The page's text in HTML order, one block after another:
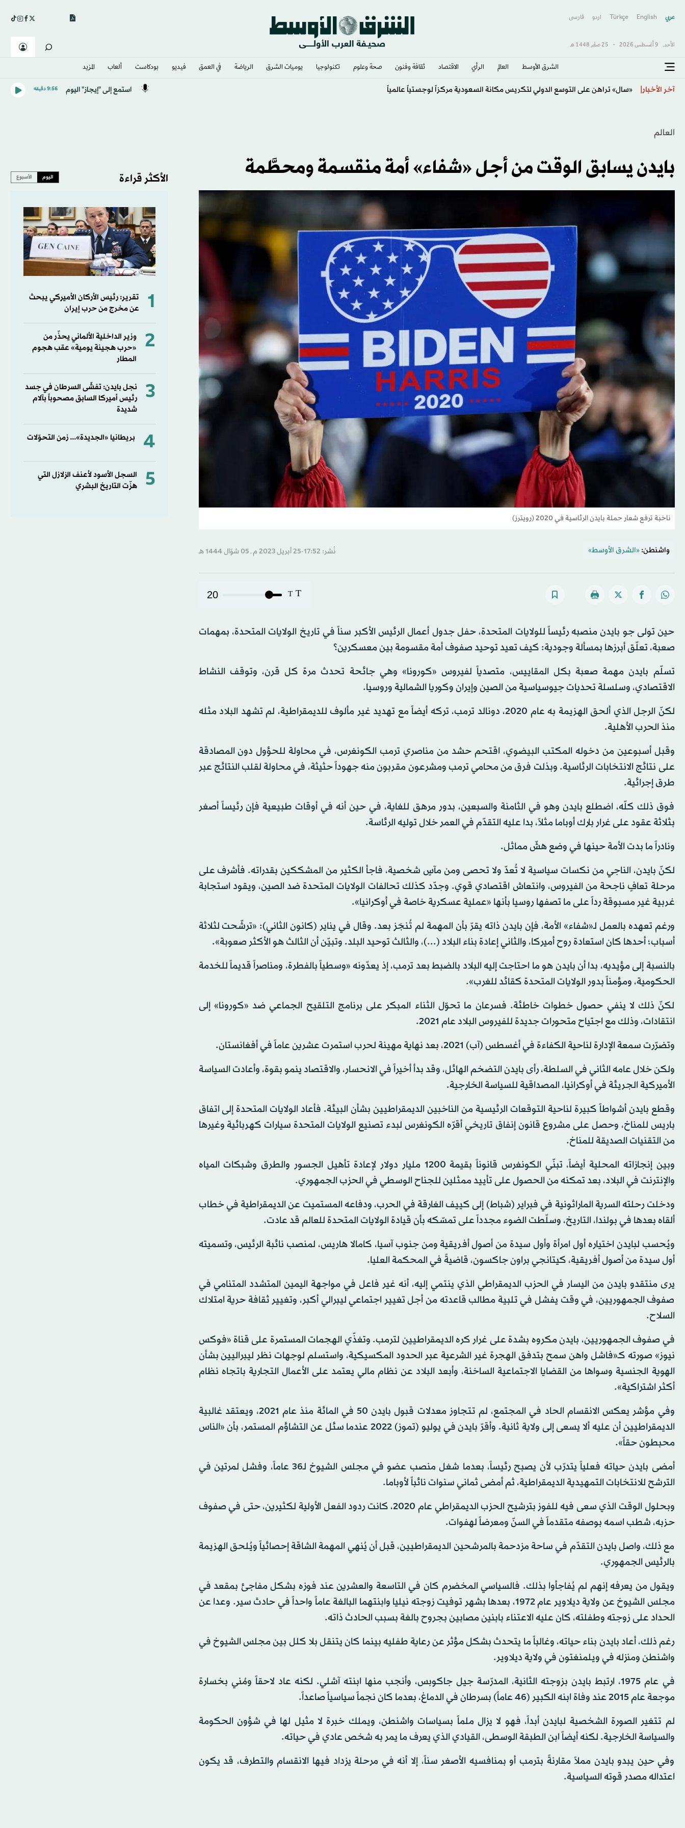
عربي English
Türkçe اردو فارسى
الأحد, 9 أغسطس 2026 - 25 صفَر 1448 هـ
الشرق الأوسط​ العالم الرأي الاقتصاد ثقافة وفنون صحة وعلوم تكنولوجيا يوميات الشرق​ الرياضة في العمق فيديو بودكاست ألعاب المزيد
آخر الأخبار صنعاء: مخاوف واسعة من عودة الحرب استمع إلى "إيجاز" اليوم 9:56 دقيقه
العالم
بايدن يسابق الوقت من أجل «شفاء» أمة منقسمة ومحطَّمة
ناخبة ترفع شعار حملة بايدن الرئاسية في 2020 (رويترز)
واشنطن: «الشرق الأوسط» نُشر: 17:52-25 أبريل 2023 م ـ 05 شوّال 1444 هـ
T
T
20
حين تولى جو بايدن منصبه رئيساً للولايات المتحدة، حفل جدول أعمال الرئيس الأكبر سناً في تاريخ الولايات المتحدة، بمهمات
صعبة، تعلّق أبرزها بمسألة وجودية: كيف تعيد توحيد صفوف أمة مقسومة بين معسكرين؟
تسلّم بايدن مهمة صعبة بكل المقاييس، متصدياً لفيروس «كورونا» وهي جائحة تحدث مرة كل قرن، وتوقف النشاط
الاقتصادي، وسلسلة تحديات جيوسياسية من الصين وإيران وكوريا الشمالية وروسيا.
لكنّ الرجل الذي ألحق الهزيمة به عام 2020، دونالد ترمب، تركه أيضاً مع تهديد غير مألوف للديمقراطية، لم تشهد البلاد مثله
منذ الحرب الأهلية.
وقبل أسبوعين من دخوله المكتب البيضوي، اقتحم حشد من مناصري ترمب الكونغرس، في محاولة للحؤول دون المصادقة
على نتائج الانتخابات الرئاسية. وبذلت فرق من محامي ترمب ومشرعون مقربون منه جهوداً حثيثة، في محاولة لقلب النتائج عبر
طرق إجرائية.
فوق ذلك كلّه، اضطلع بايدن وهو في الثامنة والسبعين، بدور مرهق للغاية، في حين أنه في أوقات طبيعية فإن رئيساً أصغر
بثلاثة عقود على غرار بارك أوباما مثلاً، بدا عليه التقدّم في العمر خلال توليه الرئاسة.
ونادراً ما بدت الأمة حينها في وضع هشّ مماثل.
لكنّ بايدن، الناجي من نكسات سياسية لا تُعدّ ولا تحصى ومن مآسٍ شخصية، فاجأ الكثير من المشككين بقدراته. فأشرف على
مرحلة تعافٍ ناجحة من الفيروس، وانتعاش اقتصادي قوي. وجدّد كذلك تحالفات الولايات المتحدة ضد الصين، ويقود استجابة
غربية غير مسبوقة رداً على ما تصفها روسيا بأنها «عملية عسكرية خاصة في أوكرانيا».
ورغم تعهده بالعمل لـ«شفاء» الأمة، فإن بايدن ذاته يقرّ بأن المهمة لم تُنجَز بعد. وقال في يناير (كانون الثاني): «ترشّحت لثلاثة
أسباب؛ أحدها كان استعادة روح أميركا، والثاني إعادة بناء البلاد (...)، والثالث توحيد البلد. وتبيّن أن الثالث هو الأكثر صعوبة».
بالنسبة إلى مؤيديه، بدا أن بايدن هو ما احتاجت إليه البلاد بالضبط بعد ترمب، إذ يعدّونه «وسطياً بالفطرة، ومناصراً قديماً للخدمة
الحكومية، ومؤمناً بدور الولايات المتحدة كقائد للغرب».
لكنّ ذلك لا ينفي حصول خطوات خاطئة. فسرعان ما تحوّل الثناء المبكر على برنامج التلقيح الجماعي ضد «كورونا» إلى
انتقادات، وذلك مع اجتياح متحورات جديدة للفيروس البلاد عام 2021.
وتضرّرت سمعة الإدارة لناحية الكفاءة في أغسطس (آب) 2021، بعد نهاية مهينة لحرب استمرت عشرين عاماً في أفغانستان.
ولكن خلال عامه الثاني في السلطة، رأى بايدن التضخم الهائل، وقد بدأ أخيراً في الانحسار، والاقتصاد ينمو بقوة، وأعادت السياسة
الأميركية الجريئة في أوكرانيا، المصداقية للسياسة الخارجية.
وقطع بايدن أشواطاً كبيرة لناحية التوقعات الرئيسية من الناخبين الديمقراطيين بشأن البيئة. فأعاد الولايات المتحدة إلى اتفاق
باريس للمناخ، وحصل على مشروع قانون إنفاق تاريخي أقرّه الكونغرس لبدء تصنيع الولايات المتحدة سيارات كهربائية وغيرها
من التقنيات الصديقة للمناخ.
وبين إنجازاته المحلية أيضاً، تبنّي الكونغرس قانوناً بقيمة 1200 مليار دولار لإعادة تأهيل الجسور والطرق وشبكات المياه
والإنترنت في البلاد، بعد تمكنه من الحصول على تأييد ممثلين للجناح الوسطي في الحزب الجمهوري.
ودخلت رحلته السرية الماراثونية في فبراير (شباط) إلى كييف الغارقة في الحرب، ودفاعه المستميت عن الديمقراطية في خطاب
ألقاه بعدها في بولندا، التاريخ، وسلّطت الضوء مجدداً على تمسّكه بأن قيادة الولايات المتحدة للعالم قد عادت.
ويُحسب لبايدن اختياره أول امرأة وأول سيدة من أصول أفريقية ومن جنوب آسيا، كامالا هاريس، لمنصب نائبة الرئيس، وتسميته
أول سيدة من أصول أفريقية، كيتانجي براون جاكسون، قاضيةً في المحكمة العليا.
يرى منتقدو بايدن من اليسار في الحزب الديمقراطي الذي ينتمي إليه، أنه غير فاعل في مواجهة اليمين المتشدد المتنامي في
صفوف الجمهوريين، في وقت يفشل في تلبية مطالب قاعدته من أجل تغيير اجتماعي ليبرالي أكبر، وتغيير ثقافة حرية امتلاك
السلاح.
في صفوف الجمهوريين، بايدن مكروه بشدة على غرار كره الديمقراطيين لترمب. وتغذّي الهجمات المستمرة على قناة «فوكس
نيوز» صورته كـ«فاشل واهن سمح بتدفق الهجرة غير الشرعية عبر الحدود المكسيكية، واستسلم لوجهات نظر ليبراليين بشأن
الهوية الجنسية وسواها من القضايا الاجتماعية الساخنة، وأبعد البلاد عن نظام مالي يعتمد على الأعمال التجارية باتجاه نظام
أكثر اشتراكية».
وفي مؤشر يعكس الانقسام الحاد في المجتمع، لم تتجاوز معدلات قبول بايدن 50 في المائة منذ عام 2021، ويعتقد غالبية
الديمقراطيين أن عليه ألا يسعى إلى ولاية ثانية. وأقرّ بايدن في يوليو (تموز) 2022 عندما سئل عن التشاؤم المستمر، بأن «الناس
محبطون حقاً».
أمضى بايدن حياته فعلياً يتدرّب لأن يصبح رئيساً، بعدما شغل منصب عضو في مجلس الشيوخ لـ36 عاماً، وفشل لمرتين في
الترشح للانتخابات التمهيدية الديمقراطية، ثم أمضى ثماني سنوات نائباً لأوباما.
وبحلول الوقت الذي سعى فيه للفوز بترشيح الحزب الديمقراطي عام 2020، كانت ردود الفعل الأولية لكثيرين، حتى في صفوف
حزبه، شطب اسمه بوصفه متقدماً في السنّ ومعرضاً لهفوات.
مع ذلك، واصل بايدن التقدّم في ساحة مزدحمة بالمرشحين الديمقراطيين، قبل أن يُنهي المهمة الشاقة إحصائياً ويُلحق الهزيمة
بالرئيس الجمهوري.
ويقول من يعرفه إنهم لم يُفاجأوا بذلك. فالسياسي المخضرم كان في التاسعة والعشرين عند فوزه بشكل مفاجئ بمقعد في
مجلس الشيوخ عن ولاية ديلاوير عام 1972، بعدها بشهر توفيت زوجته نيليا وابنتهما البالغة عاماً واحداً في حادث سير. وعدا عن
الحداد على زوجته وطفلته، كان عليه الاعتناء بابنين مصابين بجروح بالغة بسبب الحادث ذاته.
رغم ذلك، أعاد بايدن بناء حياته، وغالباً ما يتحدث بشكل مؤثر عن رعاية طفليه بينما كان يتنقل بلا كلل بين مجلس الشيوخ في
واشنطن ومنزله في ويلمنغتون في ولاية ديلاوير.
في عام 1975، ارتبط بايدن بزوجته الثانية، المدرّسة جيل جاكوبس، وأنجب منها ابنته آشلي. لكنه عاد لاحقاً ومُني بخسارة
موجعة عام 2015 عند وفاة ابنه الكبير (46 عاماً) بسرطان في الدماغ، بعدما كان نجماً سياسياً صاعداً.
لم تتغير الصورة الشخصية لبايدن أبداً، فهو لا يزال ملماً بسياسات واشنطن، ويملك خبرة لا مثيل لها في شؤون الحكومة
والسياسة الخارجية. لكنه أيضاً ابن الطبقة الوسطى، القيادي الذي يعرف ما يمر به شخص عادي في حياته.
وفي حين يبدو بايدن مملاً مقارنةً بترمب أو بمنافسيه الأصغر سناً، إلا أنه في مرحلة يزداد فيها الانقسام والتطرف، قد يكون
اعتداله مصدر قوته السياسية.
الأكثر قراءة اليوم الأسبوع
1
تقرير: رئيس الأركان الأميركي يبحث
عن مخرج من حرب إيران
2
وزير الداخلية الألماني يحذّر من
«حرب هجينة يومية» عقب هجوم
المطار
3
نجل بايدن: تفشّى السرطان في جسد
رئيس أميركا السابق مصحوباً بآلام
شديدة
4 بريطانيا «الجديدة»... زمن التحوّلات
5
السجل الأسود لأعنف الزلازل التي
هزّت التاريخ البشري